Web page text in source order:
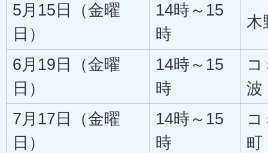
5月15日（金曜
日）
14時～15
時
木
6月19日（金曜
日）
14時～15
時
波
7月17日（金曜
日）
14時～15
時
町